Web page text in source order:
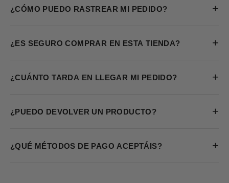
¿CÓMO PUEDO RASTREAR MI PEDIDO? +
¿ES SEGURO COMPRAR EN ESTA TIENDA? +
¿CUÁNTO TARDA EN LLEGAR MI PEDIDO? +
¿PUEDO DEVOLVER UN PRODUCTO? +
¿QUÉ MÉTODOS DE PAGO ACEPTÁIS? +